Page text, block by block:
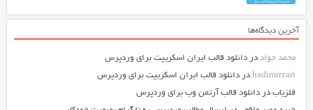
آخرین دیدگاه‌ها
محمد جواددر دانلود قالب ایران اسکریپت برای وردپرس
hadimirzariدر دانلود قالب ایران اسکریپت برای وردپرس
فلزیابدر دانلود قالب آرتمن وب برای وردپرس